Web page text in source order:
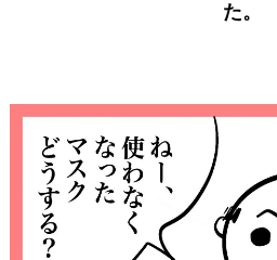
た。